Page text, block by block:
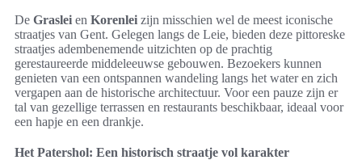
De Graslei en Korenlei zijn misschien wel de meest iconische
straatjes van Gent. Gelegen langs de Leie, bieden deze pittoreske
straatjes adembenemende uitzichten op de prachtig
gerestaureerde middeleeuwse gebouwen. Bezoekers kunnen
genieten van een ontspannen wandeling langs het water en zich
vergapen aan de historische architectuur. Voor een pauze zijn er
tal van gezellige terrassen en restaurants beschikbaar, ideaal voor
een hapje en een drankje.
Het Patershol: Een historisch straatje vol karakter